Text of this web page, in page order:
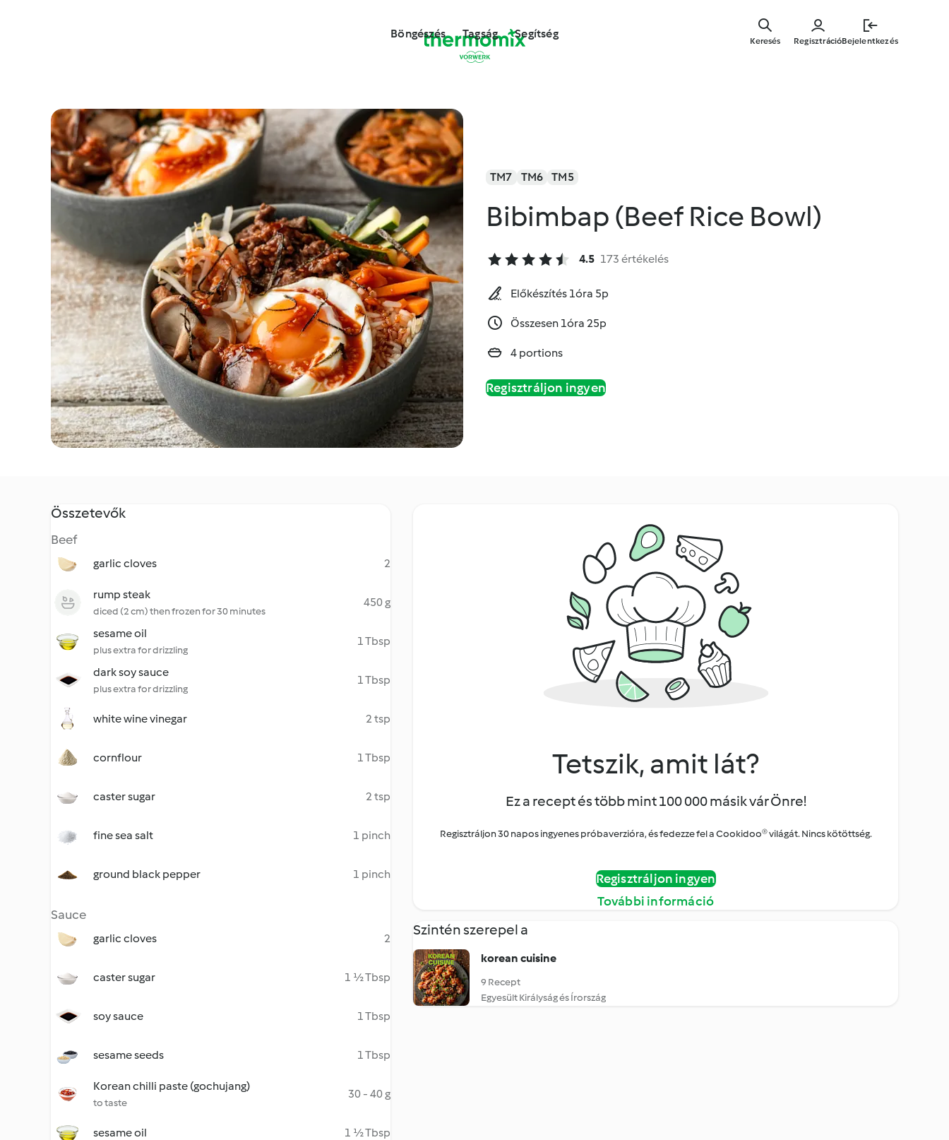
fő
Böngészés Tagság Segítség
RegisztrációBejelentkezés
Keresés
TM7 TM6 TM5
Bibimbap (Beef Rice Bowl)
4.5 173 értékelés
Előkészítés 1óra 5p
Összesen 1óra 25p
4 portions
Regisztráljon ingyen
Összetevők
Beef
garlic cloves 2
rump steak
diced (2 cm) then frozen for 30 minutes
450 g
sesame oil
plus extra for drizzling
1 Tbsp
dark soy sauce
plus extra for drizzling
1 Tbsp
white wine vinegar 2 tsp
cornflour 1 Tbsp
caster sugar 2 tsp
fine sea salt 1 pinch
ground black pepper 1 pinch
Sauce
garlic cloves 2
caster sugar 1 ½ Tbsp
soy sauce 1 Tbsp
sesame seeds 1 Tbsp
Korean chilli paste (gochujang)
to taste
30 - 40 g
sesame oil 1 ½ Tbsp
Tetszik, amit lát?
Ez a recept és több mint 100 000 másik vár Önre!
Regisztráljon 30 napos ingyenes próbaverzióra, és fedezze fel a Cookidoo® világát. Nincs kötöttség.
Regisztráljon ingyen
További információ
Szintén szerepel a
korean cuisine
9 Recept
Egyesült Királyság és Írország